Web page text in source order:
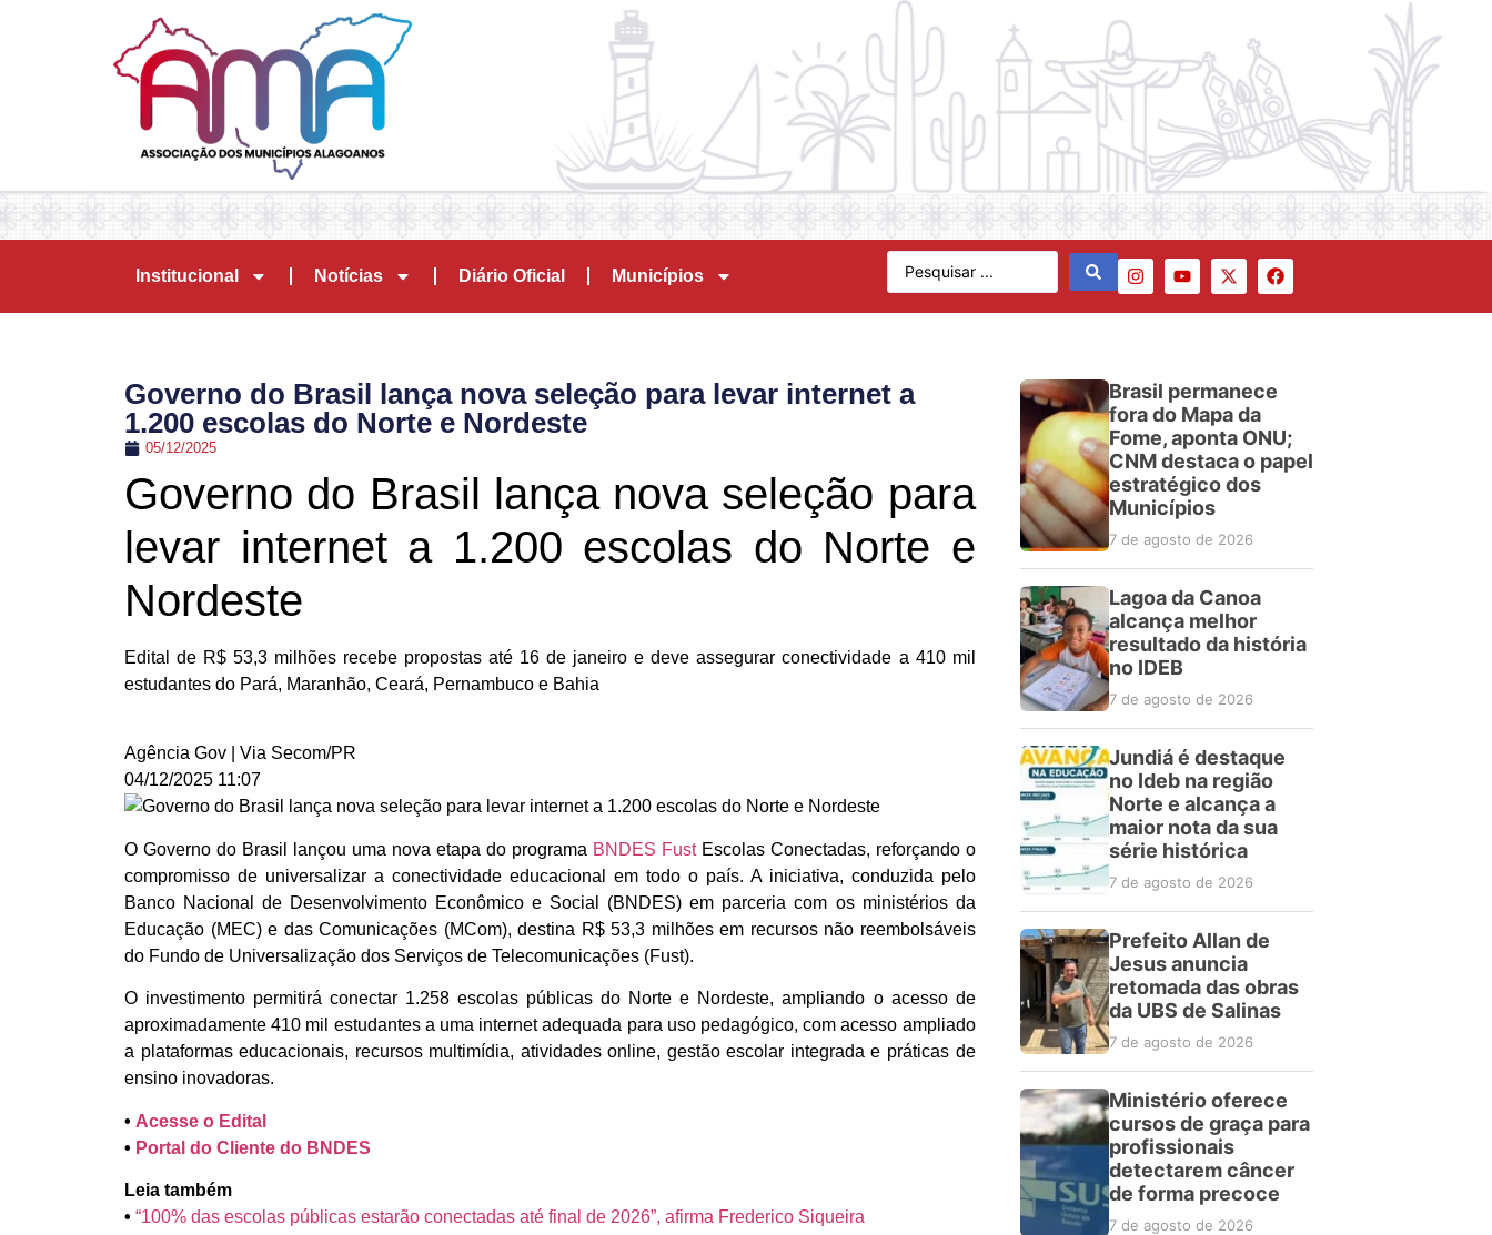
Institucional Notícias Diário Oficial Municípios
Governo do Brasil lança nova seleção para levar internet a
1.200 escolas do Norte e Nordeste
05/12/2025
Governo do Brasil lança nova seleção para
levar internet a 1.200 escolas do Norte e
Nordeste
Edital de R$ 53,3 milhões recebe propostas até 16 de janeiro e deve assegurar conectividade a 410 mil
estudantes do Pará, Maranhão, Ceará, Pernambuco e Bahia
Agência Gov | Via Secom/PR
04/12/2025 11:07
O Governo do Brasil lançou uma nova etapa do programa BNDES Fust Escolas Conectadas, reforçando o
compromisso de universalizar a conectividade educacional em todo o país. A iniciativa, conduzida pelo
Banco Nacional de Desenvolvimento Econômico e Social (BNDES) em parceria com os ministérios da
Educação (MEC) e das Comunicações (MCom), destina R$ 53,3 milhões em recursos não reembolsáveis
do Fundo de Universalização dos Serviços de Telecomunicações (Fust).
O investimento permitirá conectar 1.258 escolas públicas do Norte e Nordeste, ampliando o acesso de
aproximadamente 410 mil estudantes a uma internet adequada para uso pedagógico, com acesso ampliado
a plataformas educacionais, recursos multimídia, atividades online, gestão escolar integrada e práticas de
ensino inovadoras.
• Acesse o Edital
• Portal do Cliente do BNDES
Leia também
• “100% das escolas públicas estarão conectadas até final de 2026”, afirma Frederico Siqueira
Brasil permanece
fora do Mapa da
Fome, aponta ONU;
CNM destaca o papel
estratégico dos
Municípios
7 de agosto de 2026
Lagoa da Canoa
alcança melhor
resultado da história
no IDEB
7 de agosto de 2026
Jundiá é destaque
no Ideb na região
Norte e alcança a
maior nota da sua
série histórica
7 de agosto de 2026
Prefeito Allan de
Jesus anuncia
retomada das obras
da UBS de Salinas
7 de agosto de 2026
Ministério oferece
cursos de graça para
profissionais
detectarem câncer
de forma precoce
7 de agosto de 2026